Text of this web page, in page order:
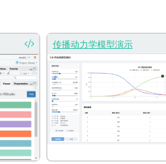
传播动力学模型演示